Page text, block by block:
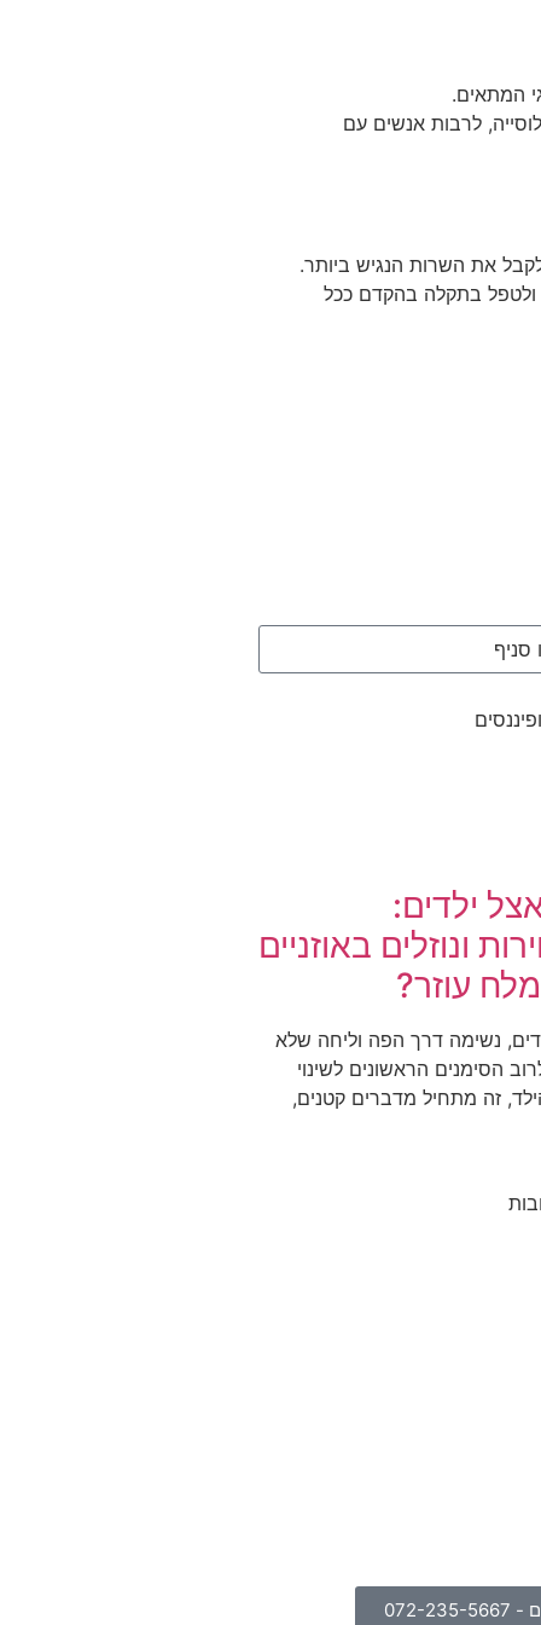
המתאים.
לרבות אנשים עם
את השרות הנגיש ביותר.
ולטפל בתקלה בהקדם ככל
ילדים:
ונוזלים באוזניים
עוזר?
נשימה דרך הפה וליחה שלא
הסימנים הראשונים לשינוי
זה מתחיל מדברים קטנים,